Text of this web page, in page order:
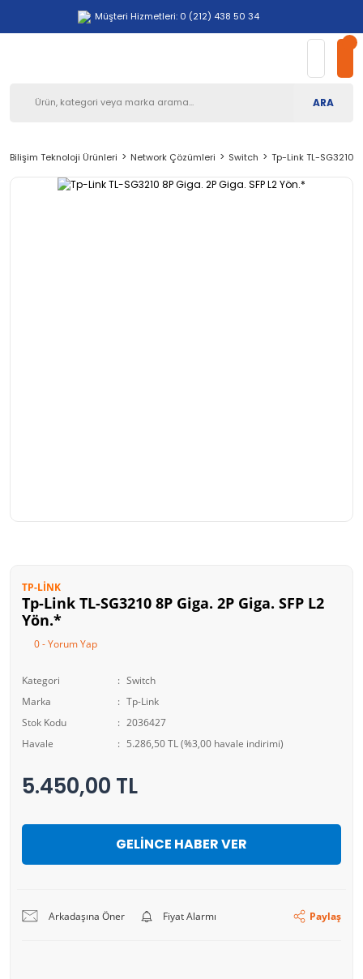
Müşteri Hizmetleri: 0 (212) 438 50 34
ARA
Bilişim Teknoloji Ürünleri Network Çözümleri Switch Tp-Link TL-SG3210
TP-LINK
Tp-Link TL-SG3210 8P Giga. 2P Giga. SFP L2
Yön.*
0 - Yorum Yap
Kategori
Switch
Marka
Tp-Link
Stok Kodu
2036427
Havale
5.286,50 TL (%3,00 havale indirimi)
5.450,00 TL
GELİNCE HABER VER
Arkadaşına Öner Fiyat Alarmı Paylaş